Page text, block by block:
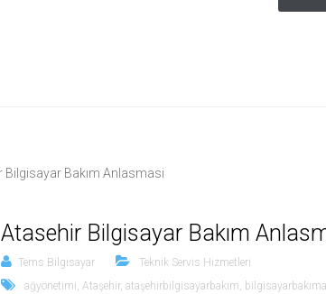
Atasehir Bilgisayar Bakım
Tems Bilgisayar
Teknik Servis Hizmetleri
ağyönetimi, Ataşehir, ataşehirbilgisayarbakım,